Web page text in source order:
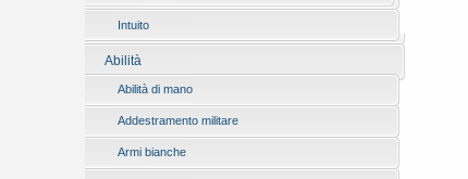
Intuito
Abilità
Abilità di mano
Addestramento militare
Armi bianche